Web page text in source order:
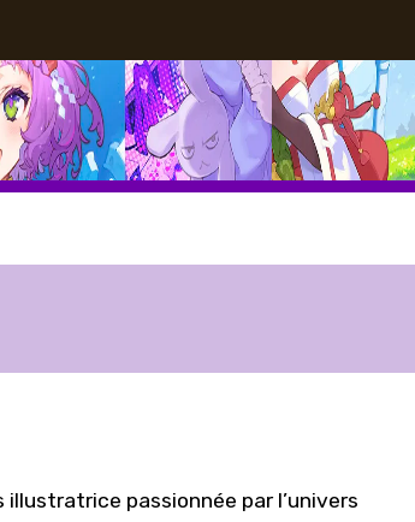
illustratrice passionnée par l’univers